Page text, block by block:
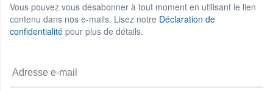
Vous pouvez vous désabonner à tout moment en utilisant le lien
contenu dans nos e-mails. Lisez notre Déclaration de
confidentialité pour plus de détails.